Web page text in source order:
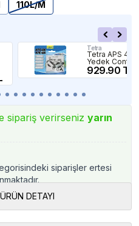
110L/M
Tetra
Tetra APS 400
Yedek Conta
929.90 TL
sipariş verirseniz yarın
siparişler ertesi
ÜRÜN DETAYI